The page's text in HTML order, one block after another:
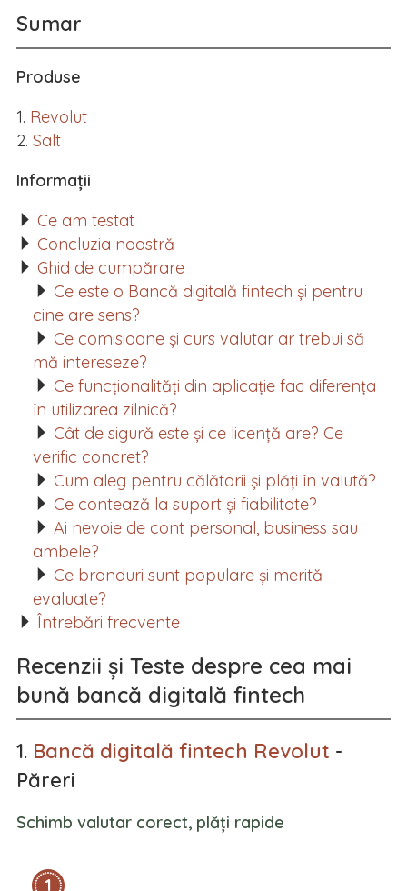
Sumar
Produse
Revolut
Salt
Informații
Ce am testat
Concluzia noastră
Ghid de cumpărare
Ce este o Bancă digitală fintech și pentru
cine are sens?
Ce comisioane și curs valutar ar trebui să
mă intereseze?
Ce funcționalități din aplicație fac diferența
în utilizarea zilnică?
Cât de sigură este și ce licență are? Ce
verific concret?
Cum aleg pentru călătorii și plăți în valută?
Ce contează la suport și fiabilitate?
Ai nevoie de cont personal, business sau
ambele?
Ce branduri sunt populare și merită
evaluate?
Întrebări frecvente
Recenzii și Teste despre cea mai
bună bancă digitală fintech
1. Bancă digitală fintech Revolut -
Păreri
Schimb valutar corect, plăți rapide
1